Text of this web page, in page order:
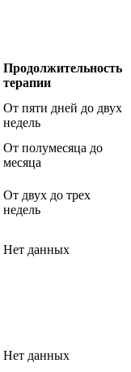
Продолжительность
терапии
От пяти дней до двух
недель
От полумесяца до
месяца
От двух до трех
недель
Нет данных
Нет данных